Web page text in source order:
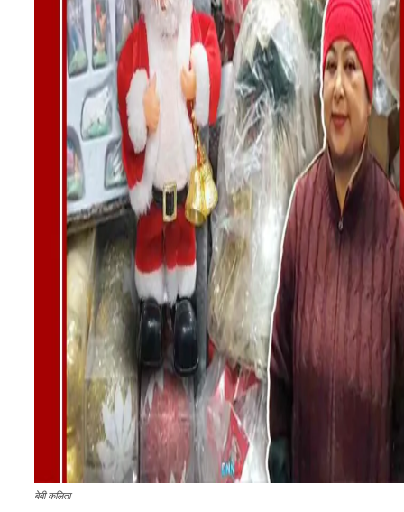
बेबी कलिता